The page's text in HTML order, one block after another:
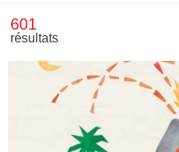
601
résultats